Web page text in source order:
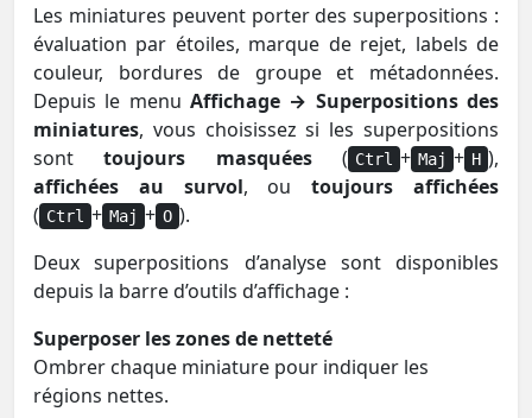
Les miniatures peuvent porter des superpositions :
évaluation par étoiles, marque de rejet, labels de
couleur, bordures de groupe et métadonnées.
Depuis le menu Affichage → Superpositions des
miniatures, vous choisissez si les superpositions
sonttoujours masquées( Ctrl + Maj + H ),
affichées au survol, outoujours affichées
( Ctrl + Maj + O ).
Deux superpositions d’analyse sont disponibles
depuis la barre d’outils d’affichage :
Superposer les zones de netteté
Ombrer chaque miniature pour indiquer les
régions nettes.